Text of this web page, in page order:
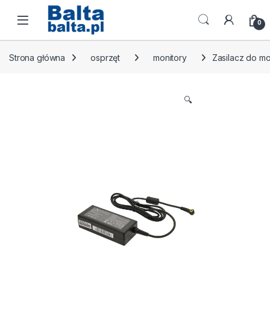
Skip to navigation
Skip to content
Open 0
Strona główna osprzęt monitory Zasilacz do
🔍